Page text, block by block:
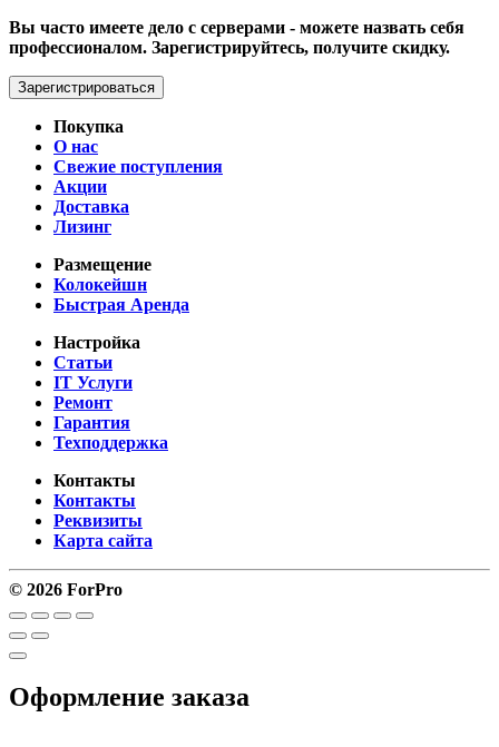
Вы часто имеете дело с серверами - можете назвать себя
профессионалом. Зарегистрируйтесь, получите скидку.
Зарегистрироваться
Покупка
О нас
Свежие поступления
Акции
Доставка
Лизинг
Размещение
Колокейшн
Быстрая Аренда
Настройка
Статьи
IT Услуги
Ремонт
Гарантия
Техподдержка
Контакты
Контакты
Реквизиты
Карта сайта
© 2026 ForPro
Оформление заказа